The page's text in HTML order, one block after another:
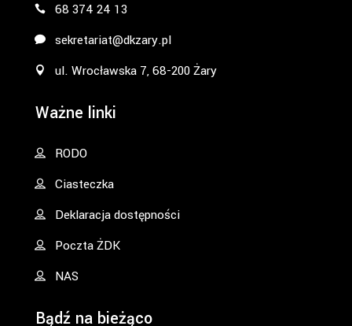
68 374 24 13
sekretariat@dkzary.pl
ul. Wrocławska 7, 68-200 Żary
Ważne linki
RODO
Ciasteczka
Deklaracja dostępności
Poczta ŻDK
NAS
Bądź na bieżąco